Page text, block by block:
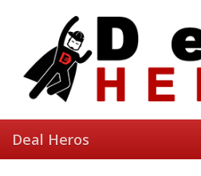
Deal Heros